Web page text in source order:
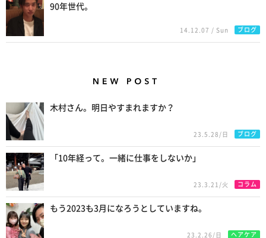
90年世代。
14.12.07 / Sun ブログ
木村さん。明日やすまれますか？
23.5.28/日 ブログ
「10年経って。一緒に仕事をしないか」
23.3.21/火 コラム
もう2023も3月になろうとしていますね。
23.2.26/日 ヘアケア